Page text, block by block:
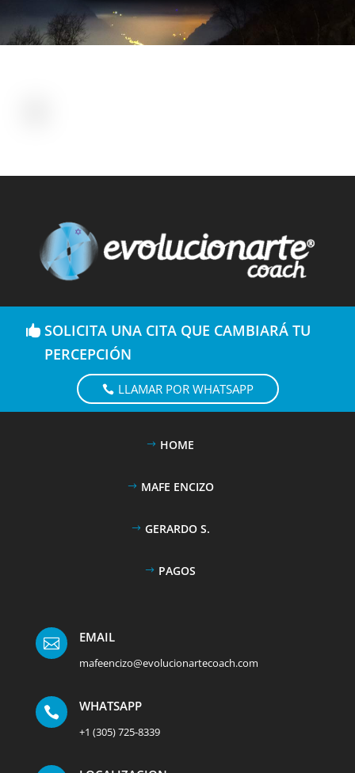
SOLICITA UNA CITA QUE CAMBIARÁ TU
PERCEPCIÓN
LLAMAR POR WHATSAPP
HOME
MAFE ENCIZO
GERARDO S.
PAGOS
 EMAIL
mafeencizo@evolucionartecoach.com
 WHATSAPP
+1 (305) 725-8339